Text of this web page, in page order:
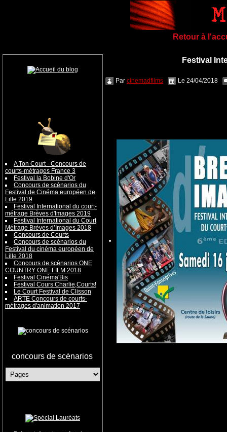
Retour à
A Ton Court - Concours de
courts-métrages France 3
Festival la Bobine d'Or
Concours de scénarios du
Festival de Cinéma européen de
Lille 2019
Festival International du court-
métrage Brèves d'Images 2019
Festival International du Court
Métrage Brèves d’Images 2018
Concours de Courts
Concours de scénarios du
Festival du cinéma européen de
Lille 2018
Concours de scénarios ONE
COUNTRY ONE FILM 2018
Festival Cinéma'Bis
Festival Cours Charlie,Courts!
Le Court Festival de Clisson
ARTE Concours de courts-
métrages d'animation 2017
concours de scénarios
Festival
Par cinemadfilms Le 24/04/2018